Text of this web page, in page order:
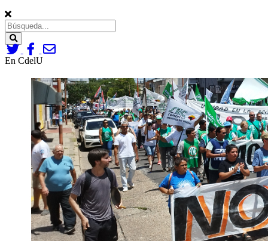
Search
En CdelU